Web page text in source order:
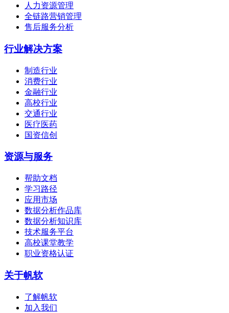
人力资源管理
全链路营销管理
售后服务分析
行业解决方案
制造行业
消费行业
金融行业
高校行业
交通行业
医疗医药
国资信创
资源与服务
帮助文档
学习路径
应用市场
数据分析作品库
数据分析知识库
技术服务平台
高校课堂教学
职业资格认证
关于帆软
了解帆软
加入我们